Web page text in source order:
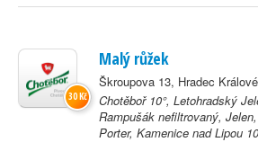
Malý růžek
Škroupova 13, Hradec Králové
Chotěboř 10°, Letohradský
Rampušák nefiltrovaný,
Porter, Kamenice nad Lipou
30 Kč